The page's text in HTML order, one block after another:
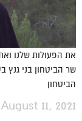
את הפעולות שלנו
שר הביטחון בני גנץ
הביטחון
11, 2021